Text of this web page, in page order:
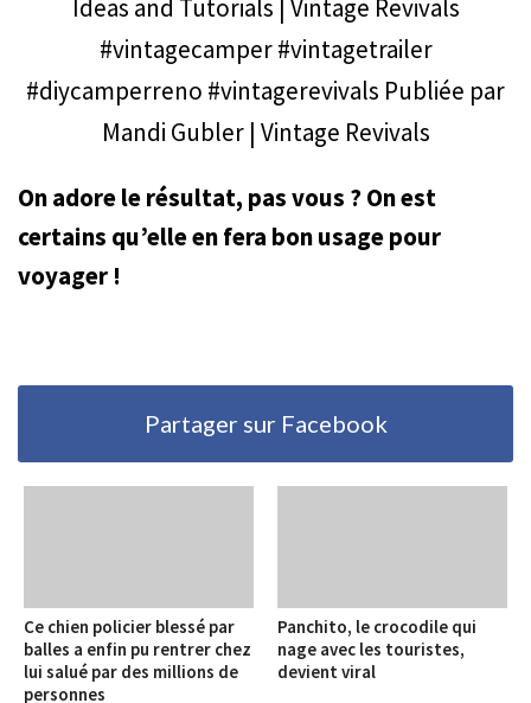
Ideas and Tutorials | Vintage Revivals
#vintagecamper #vintagetrailer
#diycamperreno #vintagerevivals Publiée par
Mandi Gubler | Vintage Revivals
On adore le résultat, pas vous ? On est
certains qu’elle en fera bon usage pour
voyager !
Partager sur Facebook
Ce chien policier blessé par
balles a enfin pu rentrer chez
lui salué par des millions de
personnes
Panchito, le crocodile qui
nage avec les touristes,
devient viral